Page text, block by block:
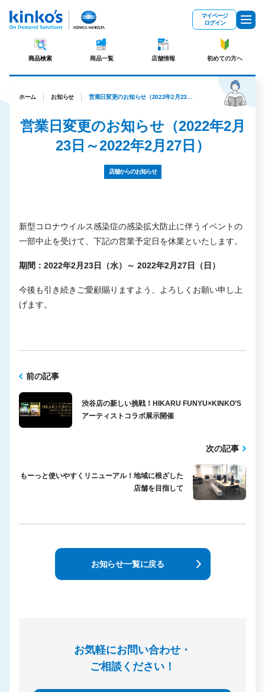
マイページ
ログイン
商品検索 商品一覧 店舗情報 初めての方へ
ホーム お知らせ 営業日変更のお知らせ（2022年2月23日～2022年2月27日）
営業日変更のお知らせ（2022年2月
23日～2022年2月27日）
店舗からのお知らせ
新型コロナウイルス感染症の感染拡大防止に伴うイベントの
一部中止を受けて、下記の営業予定日を休業といたします。
期間：2022年2月23日（水）～ 2022年2月27日（日）
今後も引き続きご愛顧賜りますよう、よろしくお願い申し上
げます。
前の記事
渋谷店の新しい挑戦！HIKARU FUNYU×KINKO’S
アーティストコラボ展示開催
次の記事
もーっと使いやすくリニューアル！地域に根ざした
店舗を目指して
お知らせ一覧に戻る
お気軽にお問い合わせ・
ご相談ください！